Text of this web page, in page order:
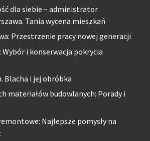
dla siebie – administrator
Tania wycena mieszkań
Przestrzenie pracy nowej generacji
Wybór i konserwacja pokrycia
Blacha i jej obróbka
materiałów budowlanych: Porady i
Najlepsze pomysły na